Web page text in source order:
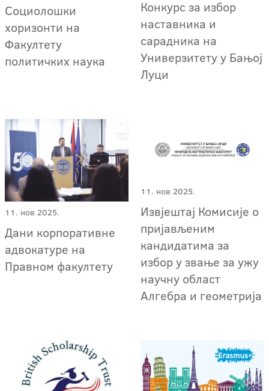
Социолошки
хоризонти на
Факултету
политичких наука
Конкурс за избор
наставника и
сарадника на
Универзитету у Бањој
Луци
11. нов 2025.
Дани корпоративне
адвокатуре на
Правном факултету
11. нов 2025.
Извјештај Комисије о
пријављеним
кандидатима за
избор у звање за ужу
научну област
Алгебра и геометрија